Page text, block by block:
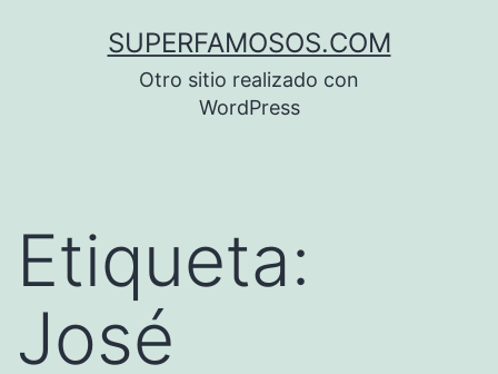
SUPERFAMOSOS.COM
Otro sitio realizado con
WordPress
Etiqueta:
José